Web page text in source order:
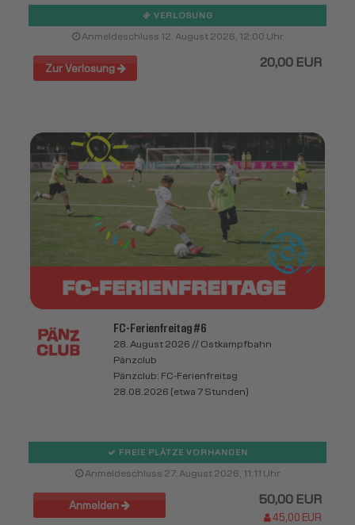
VERLOSUNG
Anmeldeschluss 12. August 2026, 12:00 Uhr
Zur Verlosung 20,00 EUR
FC-Ferienfreitag #6
28. August 2026 // Ostkampfbahn
Pänzclub
Pänzclub: FC-Ferienfreitag
28.08.2026 (etwa 7 Stunden)
FREIE PLÄTZE VORHANDEN
Anmeldeschluss 27. August 2026, 11:11 Uhr
Anmelden 50,00 EUR
45,00 EUR